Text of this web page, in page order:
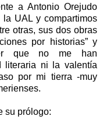
a Antonio Orejudo
UAL y compartimos
otras, sus dos obras
por historias” y
que no me han
literaria ni la valentía
por mi tierra -muy
su prólogo: